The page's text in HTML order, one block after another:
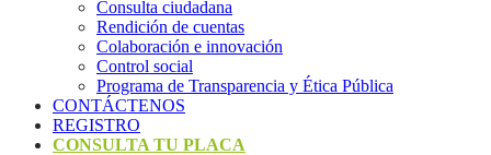
Consulta ciudadana
Rendición de cuentas
Colaboración e innovación
Control social
Programa de Transparencia y Ética Pública
CONTÁCTENOS
REGISTRO
CONSULTA TU PLACA